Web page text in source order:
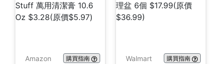
Amazon 購買指南 Walmart 購買指南